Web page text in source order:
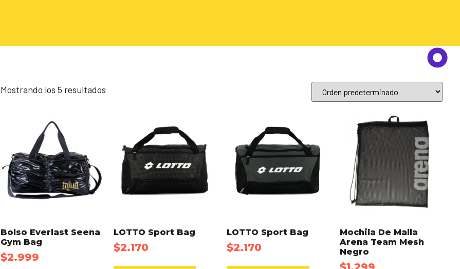
Mostrando los 5 resultados
Bolso Everlast Seena
Gym Bag
$2.999
LOTTO Sport Bag
$2.170
LOTTO Sport Bag
$2.170
Mochila De Malla
Arena Team Mesh
Negro